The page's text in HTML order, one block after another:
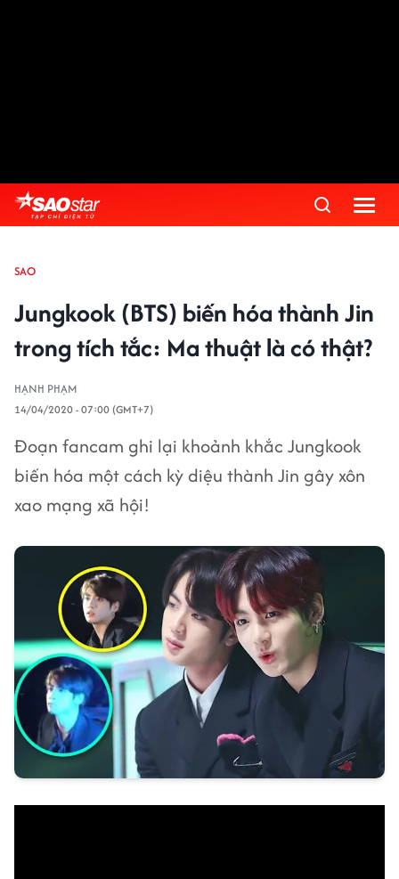
SAO
Jungkook (BTS) biến hóa thành Jin
trong tích tắc: Ma thuật là có thật?
HẠNH PHẠM
14/04/2020 - 07:00 (GMT+7)
Đoạn fancam ghi lại khoảnh khắc Jungkook
biến hóa một cách kỳ diệu thành Jin gây xôn
xao mạng xã hội!